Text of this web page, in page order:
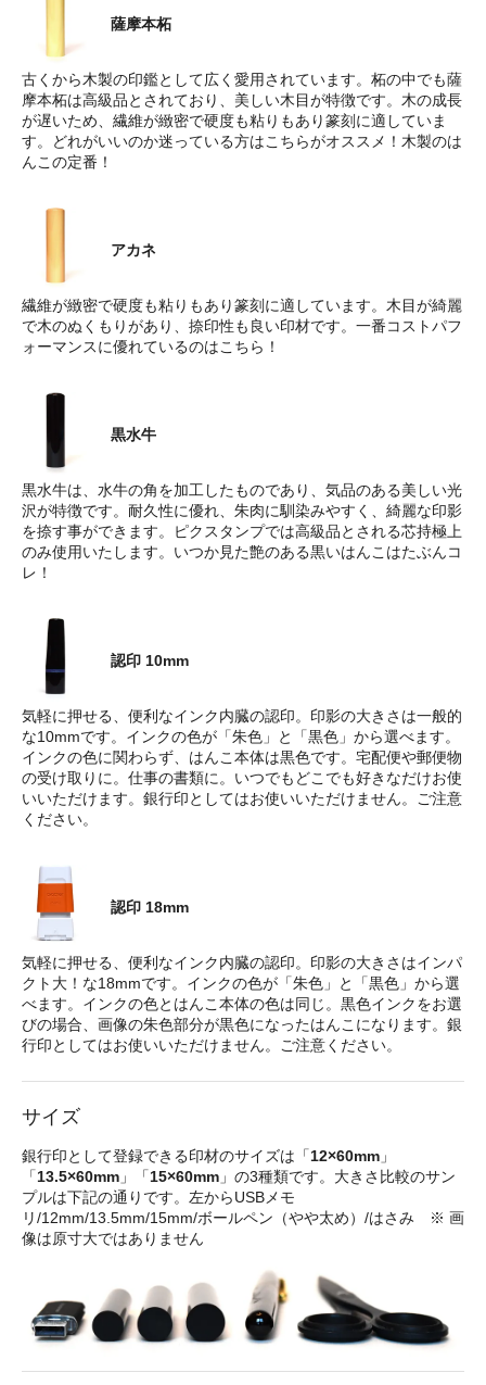
薩摩本柘
古くから木製の印鑑として広く愛用されています。柘の中でも薩
摩本柘は高級品とされており、美しい木目が特徴です。木の成長
が遅いため、繊維が緻密で硬度も粘りもあり篆刻に適していま
す。どれがいいのか迷っている方はこちらがオススメ！木製のは
んこの定番！
アカネ
繊維が緻密で硬度も粘りもあり篆刻に適しています。木目が綺麗
で木のぬくもりがあり、捺印性も良い印材です。一番コストパフ
ォーマンスに優れているのはこちら！
黒水牛
黒水牛は、水牛の角を加工したものであり、気品のある美しい光
沢が特徴です。耐久性に優れ、朱肉に馴染みやすく、綺麗な印影
を捺す事ができます。ピクスタンプでは高級品とされる芯持極上
のみ使用いたします。いつか見た艶のある黒いはんこはたぶんコ
レ！
認印 10mm
気軽に押せる、便利なインク内臓の認印。印影の大きさは一般的
な10mmです。インクの色が「朱色」と「黒色」から選べます。
インクの色に関わらず、はんこ本体は黒色です。宅配便や郵便物
の受け取りに。仕事の書類に。いつでもどこでも好きなだけお使
いいただけます。銀行印としてはお使いいただけません。ご注意
ください。
認印 18mm
気軽に押せる、便利なインク内臓の認印。印影の大きさはインパ
クト大！な18mmです。インクの色が「朱色」と「黒色」から選
べます。インクの色とはんこ本体の色は同じ。黒色インクをお選
びの場合、画像の朱色部分が黒色になったはんこになります。銀
行印としてはお使いいただけません。ご注意ください。
サイズ
銀行印として登録できる印材のサイズは「12×60mm 」
「13.5×60mm 」「15×60mm 」の3種類です。大きさ比較のサン
プルは下記の通りです。左からUSBメモ
リ/12mm/13.5mm/15mm/ボールペン（やや太め）/はさみ ※ 画
像は原寸大ではありません